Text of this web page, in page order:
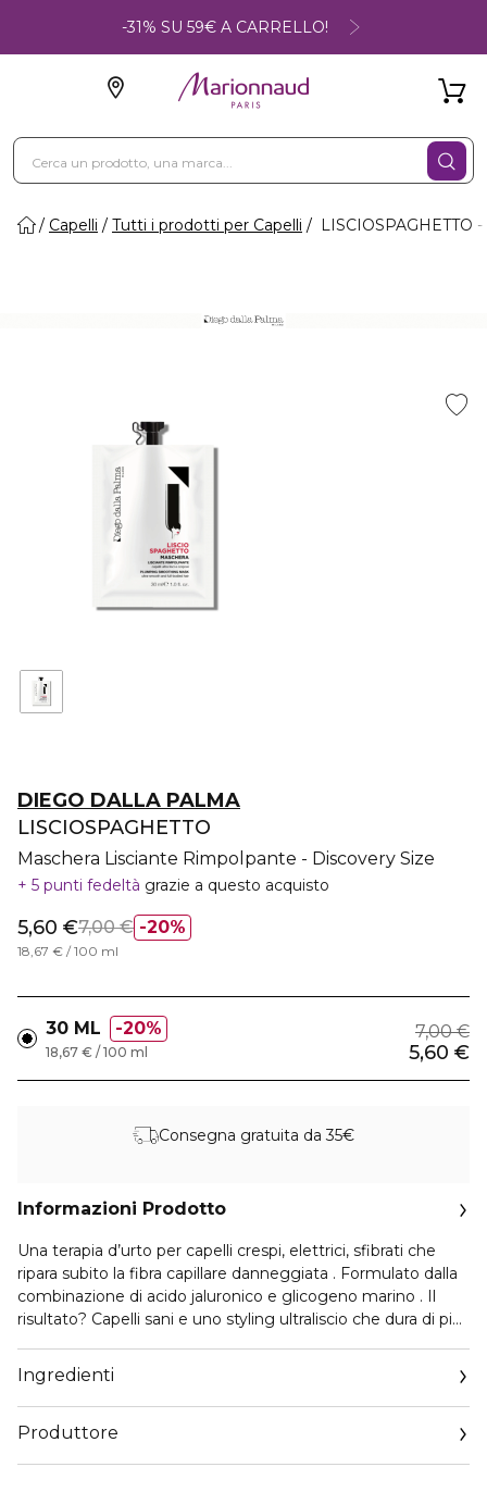
-31% SU 59€ A CARRELLO!
Capelli Tutti i prodotti per Capelli LISCIOSPAGHETTO
DIEGO DALLA PALMA
LISCIOSPAGHETTO
Maschera Lisciante Rimpolpante - Discovery Size
5 punti fedeltà grazie a questo acquisto
20%
5,60 €7,00 €
18,67 € / 100 ml
30 ML 20% 7,00 €
5,60 €
18,67 € / 100 ml
Consegna gratuita da 35€
Informazioni Prodotto
Una terapia d’urto per capelli crespi, elettrici, sfibrati che
ripara subito la fibra capillare danneggiata . Formulato dalla
combinazione di acido jaluronico e glicogeno marino . Il
risultato? Capelli sani e uno styling ultraliscio che dura di più,
crespo anche nelle giornate più umide.
Ingredienti
Produttore